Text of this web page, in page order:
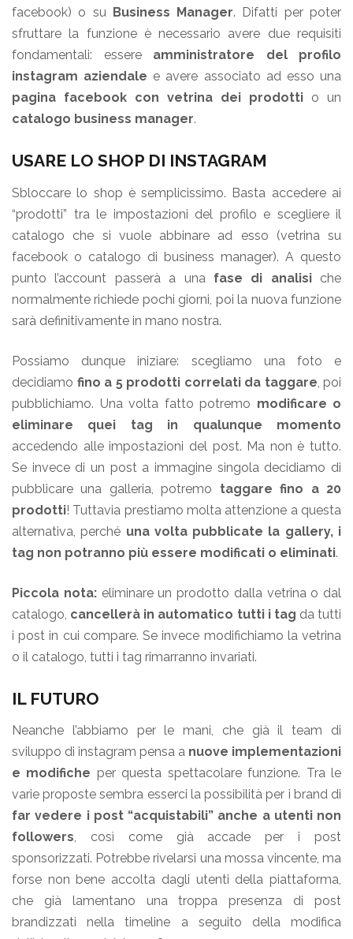
facebook) o su Business Manager. Difatti per poter
sfruttare la funzione è necessario avere due requisiti
fondamentali: essere amministratore del profilo
instagram aziendale e avere associato ad esso una
pagina facebook con vetrina dei prodotti o un
catalogo business manager.
USARE LO SHOP DI INSTAGRAM
Sbloccare lo shop è semplicissimo. Basta accedere ai
“prodotti” tra le impostazioni del profilo e scegliere il
catalogo che si vuole abbinare ad esso (vetrina su
facebook o catalogo di business manager). A questo
punto l’account passerà a una fase di analisiche
normalmente richiede pochi giorni, poi la nuova funzione
sarà definitivamente in mano nostra.
Possiamo dunque iniziare: scegliamo una foto e
decidiamo fino a 5 prodotti correlati da taggare , poi
pubblichiamo. Una volta fatto potremo modificare o
eliminare quei tag in qualunque momento
accedendo alle impostazioni del post. Ma non è tutto.
Se invece di un post a immagine singola decidiamo di
pubblicare una galleria, potremo taggare fino a 20
prodotti! Tuttavia prestiamo molta attenzione a questa
alternativa, perché una volta pubblicate la gallery, i
tag non potranno più essere modificati o eliminati.
Piccola nota:eliminare un prodotto dalla vetrina o dal
catalogo, cancellerà in automatico tutti i tag da tutti
i post in cui compare. Se invece modifichiamo la vetrina
o il catalogo, tutti i tag rimarranno invariati.
IL FUTURO
Neanche l’abbiamo per le mani, che già il team di
sviluppo di instagram pensa a nuove implementazioni
e modifiche per questa spettacolare funzione. Tra le
varie proposte sembra esserci la possibilità per i brand di
far vedere i post “acquistabili” anche a utenti non
followers, così come già accade per i post
sponsorizzati. Potrebbe rivelarsi una mossa vincente, ma
forse non bene accolta dagli utenti della piattaforma,
che già lamentano una troppa presenza di post
brandizzati nella timeline a seguito della modifica